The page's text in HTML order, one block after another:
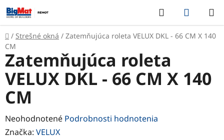
Prejsť
na
obsah
Hľadať
KOŠÍK
Domov
/ Strešné okná / Zatemňujúca roleta VELUX DKL - 66 CM X 140
CM
Zatemňujúca roleta
VELUX DKL - 66 CM X 140
CM
Priemerné
hodnotenie
Neohodnotené Podrobnosti hodnotenia
Značka: VELUX